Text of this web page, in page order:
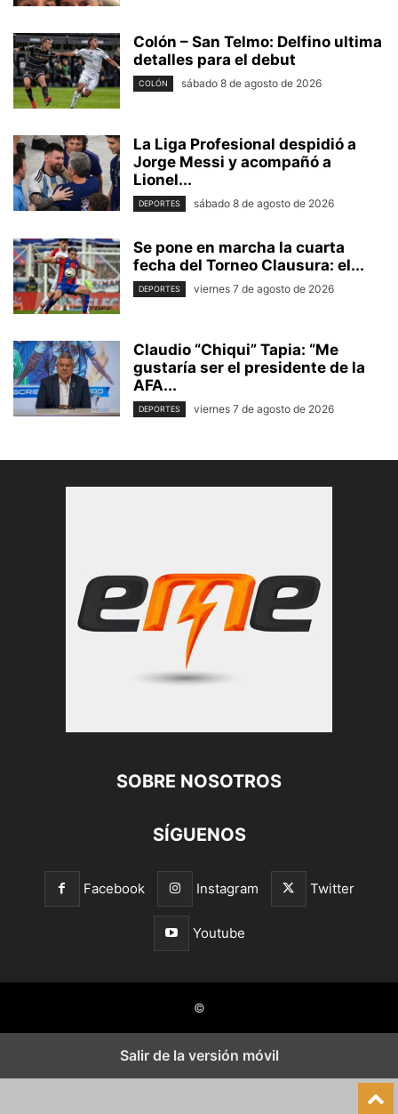
Colón – San Telmo: Delfino ultima
detalles para el debut
COLÓN sábado 8 de agosto de 2026
La Liga Profesional despidió a
Jorge Messi y acompañó a
Lionel...
DEPORTES sábado 8 de agosto de 2026
Se pone en marcha la cuarta
fecha del Torneo Clausura: el...
DEPORTES viernes 7 de agosto de 2026
Claudio “Chiqui” Tapia: “Me
gustaría ser el presidente de la
AFA...
DEPORTES viernes 7 de agosto de 2026
SOBRE NOSOTROS
SÍGUENOS
Facebook Instagram Twitter
Youtube
©
Salir de la versión móvil